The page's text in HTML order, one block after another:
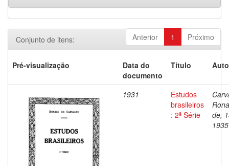
Anterior 1 Próximo
Conjunto de itens:
Pré-visualização
Data do
documento
Título
1931
Estudos
brasileiros
: 2ª Série
de,
1935